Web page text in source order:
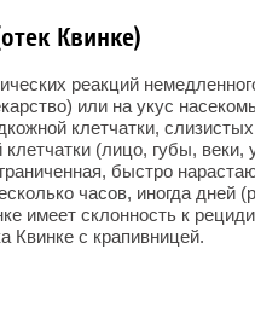
Квинке)
реакций
или на укус
клетчатки,
(лицо, губы,
быстро
часов, иногда дней
имеет склонность к
Квинке с крапивницей.